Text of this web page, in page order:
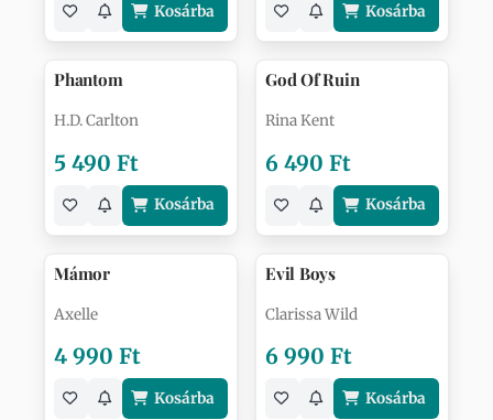
Kosárba Kosárba
Phantom
H.D. Carlton
5 490 Ft
Kosárba
God Of Ruin
Rina Kent
6 490 Ft
Kosárba
Mámor
Axelle
4 990 Ft
Kosárba
Evil Boys
Clarissa Wild
6 990 Ft
Kosárba